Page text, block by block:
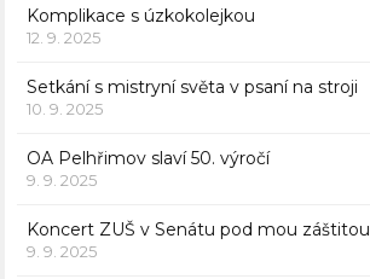
Komplikace s úzkokolejkou
12. 9. 2025
Setkání s mistryní světa v psaní na stroji
10. 9. 2025
OA Pelhřimov slaví 50. výročí
9. 9. 2025
Koncert ZUŠ v Senátu pod mou záštitou
9. 9. 2025